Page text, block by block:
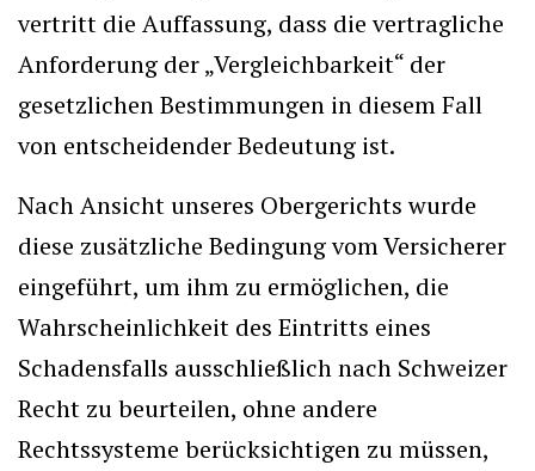
vertritt die Auffassung, dass die vertragliche
Anforderung der „Vergleichbarkeit“ der
gesetzlichen Bestimmungen in diesem Fall
von entscheidender Bedeutung ist.
Nach Ansicht unseres Obergerichts wurde
diese zusätzliche Bedingung vom Versicherer
eingeführt, um ihm zu ermöglichen, die
Wahrscheinlichkeit des Eintritts eines
Schadensfalls ausschließlich nach Schweizer
Recht zu beurteilen, ohne andere
Rechtssysteme berücksichtigen zu müssen,